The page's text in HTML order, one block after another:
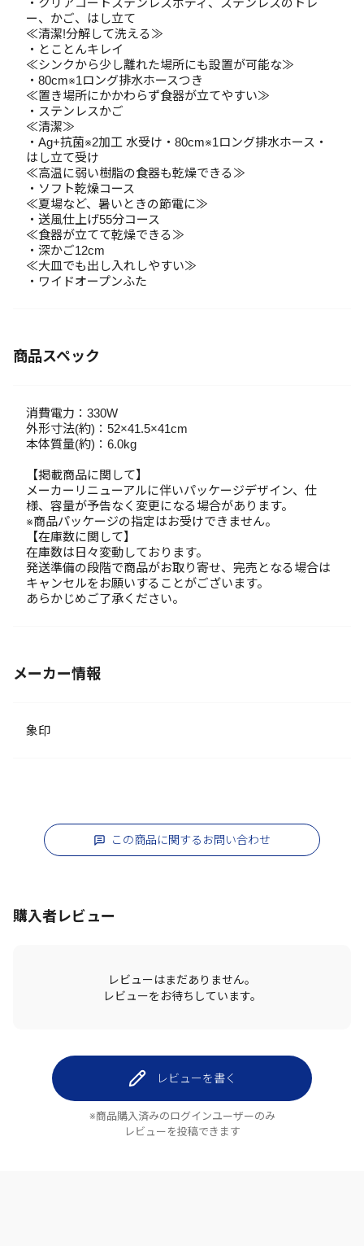
・クリアコートステンレスボディ、ステンレスのトレ
ー、かご、はし立て
≪清潔!分解して洗える≫
・とことんキレイ
≪シンクから少し離れた場所にも設置が可能な≫
・80cm※1ロング排水ホースつき
≪置き場所にかかわらず食器が立てやすい≫
・ステンレスかご
≪清潔≫
・Ag+抗菌※2加工 水受け・80cm※1ロング排水ホース・
はし立て受け
≪高温に弱い樹脂の食器も乾燥できる≫
・ソフト乾燥コース
≪夏場など、暑いときの節電に≫
・送風仕上げ55分コース
≪食器が立てて乾燥できる≫
・深かご12cm
≪大皿でも出し入れしやすい≫
・ワイドオープンふた
商品スペック
消費電力：330W
外形寸法(約)：52×41.5×41cm
本体質量(約)：6.0kg
【掲載商品に関して】
メーカーリニューアルに伴いパッケージデザイン、仕
様、容量が予告なく変更になる場合があります。
※商品パッケージの指定はお受けできません。
【在庫数に関して】
在庫数は日々変動しております。
発送準備の段階で商品がお取り寄せ、完売となる場合は
キャンセルをお願いすることがございます。
あらかじめご了承ください。
メーカー情報
象印
この商品に関するお問い合わせ
購入者レビュー
レビューはまだありません。
レビューをお待ちしています。
レビューを書く
※商品購入済みのログインユーザーのみ
レビューを投稿できます